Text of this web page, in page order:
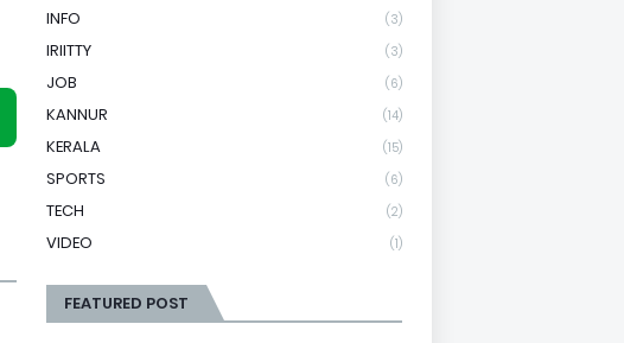
INFO (3)
IRIITTY (3)
JOB (6)
KANNUR (14)
KERALA (15)
SPORTS (6)
TECH (2)
VIDEO (1)
FEATURED POST